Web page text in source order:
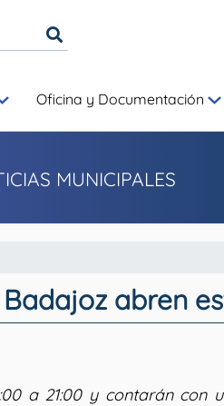
Oficina y Documentación
MUNICIPALES
abren
a 21:00 y contarán con